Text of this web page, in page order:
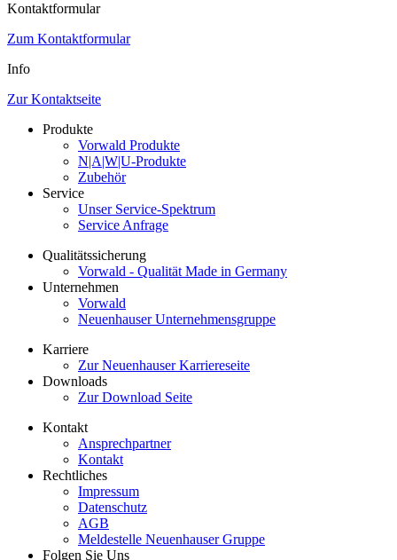
Kontaktformular
Zum Kontaktformular
Info
Zur Kontaktseite
Produkte
Vorwald Produkte
N|A|W|U-Produkte
Zubehör
Service
Unser Service-Spektrum
Service Anfrage
Qualitätssicherung
Vorwald - Qualität Made in Germany
Unternehmen
Vorwald
Neuenhauser Unternehmensgruppe
Karriere
Zur Neuenhauser Karriereseite
Downloads
Zur Download Seite
Kontakt
Ansprechpartner
Kontakt
Rechtliches
Impressum
Datenschutz
AGB
Meldestelle Neuenhauser Gruppe
Folgen Sie Uns